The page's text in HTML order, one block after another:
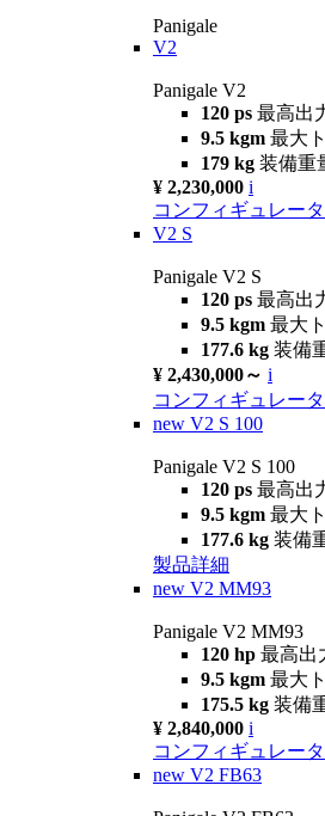
Panigale
V2
Panigale V2
120 ps 最高出
9.5 kgm 最大
179 kg 装備重
¥ 2,230,000 i
コンフィギュレー
V2 S
Panigale V2 S
120 ps 最高出
9.5 kgm 最大
177.6 kg 装備
¥ 2,430,000～ i
コンフィギュレー
new V2 S 100
Panigale V2 S 100
120 ps 最高出
9.5 kgm 最大
177.6 kg 装備
製品詳細
new V2 MM93
Panigale V2 MM93
120 hp 最高出
9.5 kgm 最大
175.5 kg 装備
¥ 2,840,000 i
コンフィギュレー
new V2 FB63